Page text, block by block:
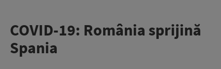
COVID-19: România sprijină
Spania